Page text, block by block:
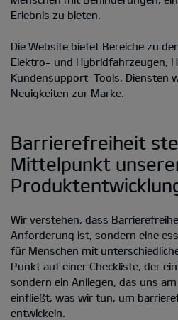
Erlebnis zu bieten.
Die Website bietet Bereiche zu
Elektro- und Hybridfahrzeugen,
Kundensupport-Tools, Diensten
Neuigkeiten zur Marke.
Barrierefreiheit
Mittelpunkt
Wir verstehen, dass
Anforderung ist, sondern eine
für Menschen mit
Punkt auf einer Checkliste, der
sondern ein Anliegen, das uns
einfließt, was wir tun, um
entwickeln.